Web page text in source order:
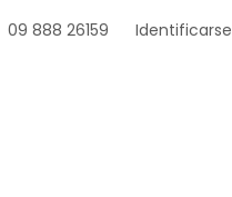
09 888 26159 Identificarse